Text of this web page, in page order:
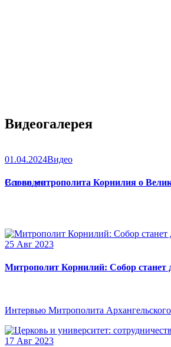
Видеогалерея
01.04.2024Видео
Слово митрополита Корнилия о
Все видео
25 Авг 2023
Митрополит Корнилий: Собор станет
Интервью Митрополита
17 Авг 2023